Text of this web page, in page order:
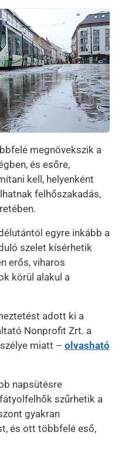
megnövekszik a
és esőre,
kell, helyenként
felhőszakadás,
egyre inkább a
szelet kísérhetik
erős, viharos
körül alakul a
adott ki a
Nonprofit Zrt. a
miatt – olvasható
napsütésre
szűrhetik a
gyakran
és ott többfelé eső,